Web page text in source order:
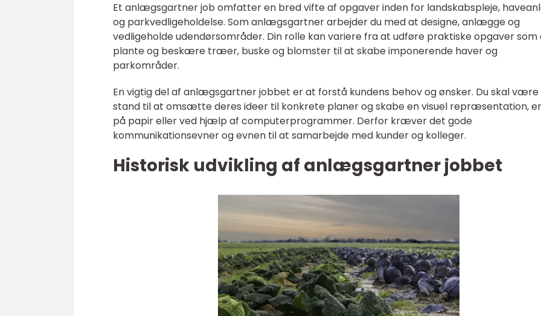
Et anlægsgartner job omfatter en bred vifte af opgaver inden for landskabspleje,
og parkvedligeholdelse. Som anlægsgartner arbejder du med at designe, anlægge og
vedligeholde udendørsområder. Din rolle kan variere fra at udføre praktiske opgaver som
plante og beskære træer, buske og blomster til at skabe imponerende haver og
parkområder.
En vigtig del af anlægsgartner jobbet er at forstå kundens behov og ønsker. Du skal være
stand til at omsætte deres ideer til konkrete planer og skabe en visuel repræsentation,
på papir eller ved hjælp af computerprogrammer. Derfor kræver det gode
kommunikationsevner og evnen til at samarbejde med kunder og kolleger.
Historisk udvikling af anlægsgartner jobbet